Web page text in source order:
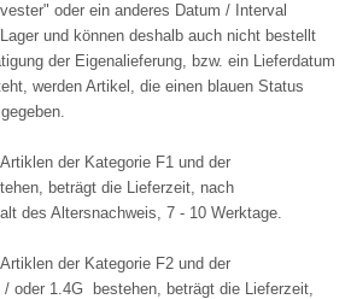
oder ein anderes Datum / Interval
und können deshalb auch nicht bestellt
der Eigenalieferung, bzw. ein Lieferdatum
werden Artikel, die einen blauen Status
der Kategorie F1 und der
beträgt die Lieferzeit, nach
des Altersnachweis, 7 - 10 Werktage.
der Kategorie F2 und der
oder 1.4G bestehen, beträgt die Lieferzeit,